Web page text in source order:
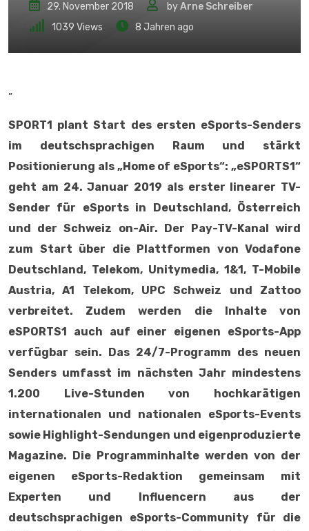
29. November 2018 byArne Schreiber
1039 Views 8 Jahren ago
„
SPORT1 plant Start des ersten eSports-Senders
im deutschsprachigen Raum und stärkt
Positionierung als „Home of eSports“: „eSPORTS1“
geht am 24. Januar 2019 als erster linearer TV-
Sender für eSports in Deutschland, Österreich
und der Schweiz on-Air. Der Pay-TV-Kanal wird
zum Start über die Plattformen von Vodafone
Deutschland, Telekom, Unitymedia, 1&1, T-Mobile
Austria, A1 Telekom, UPC Schweiz und Zattoo
verbreitet. Zudem werden die Inhalte von
eSPORTS1 auch auf einer eigenen eSports-App
verfügbar sein. Das 24/7-Programm des neuen
Senders umfasst im nächsten Jahr mindestens
1.200 Live-Stunden von hochkarätigen
internationalen und nationalen eSports-Events
sowie Highlight-Sendungen und eigenproduzierte
Magazine. Die Programminhalte werden von der
eigenen eSports-Redaktion gemeinsam mit
Experten und Influencern aus der
deutschsprachigen eSports-Community für die